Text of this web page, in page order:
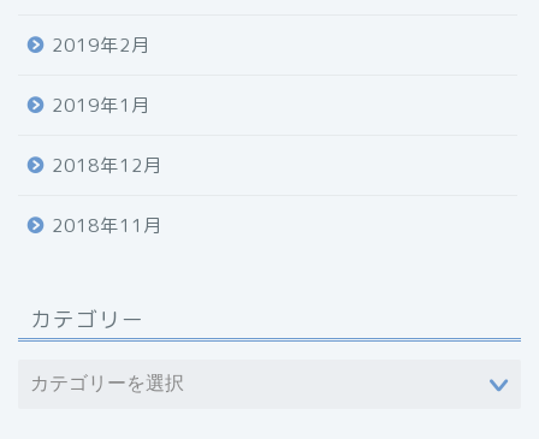
2019年2月
2019年1月
2018年12月
2018年11月
カテゴリー